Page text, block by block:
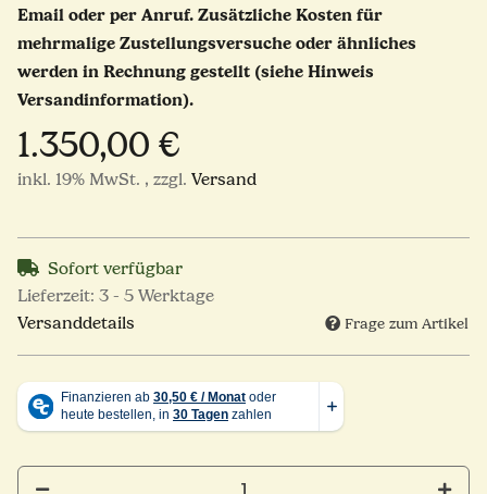
Email oder per Anruf. Zusätzliche Kosten für
mehrmalige Zustellungsversuche oder ähnliches
werden in Rechnung gestellt (siehe Hinweis
Versandinformation).
1.350,00 €
inkl. 19% MwSt. , zzgl. Versand
Sofort verfügbar
Lieferzeit: 3 - 5 Werktage
Versanddetails
Frage zum Artikel